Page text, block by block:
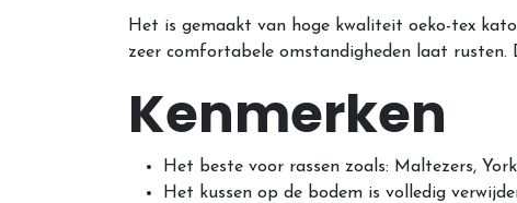
Het is gemaakt van hoge kwaliteit oeko-tex
zeer comfortabele omstandigheden laat rusten.
Kenmerken
Het beste voor rassen zoals: Maltezers,
Het kussen op de bodem is volledig